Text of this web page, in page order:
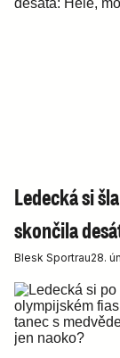
Ledecká si
skončila
Blesk Sportrau28.